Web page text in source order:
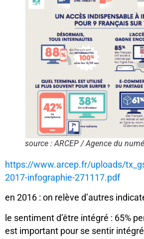
source : ARCEP / Agence du
https://www.arcep.fr/uploads/
2017-infographie-271117.pdf
en 2016 : on relève d’autres
le sentiment d’être intégré : 65%
est important pour se sentir